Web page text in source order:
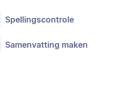
Spellingscontrole
Samenvatting maken